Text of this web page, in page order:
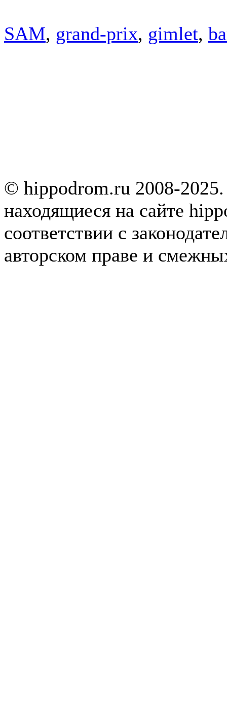
SAM, grand-prix, gimlet,
© hippodrom.ru 2008-
находящиеся на сайте
соответствии с
авторском праве и